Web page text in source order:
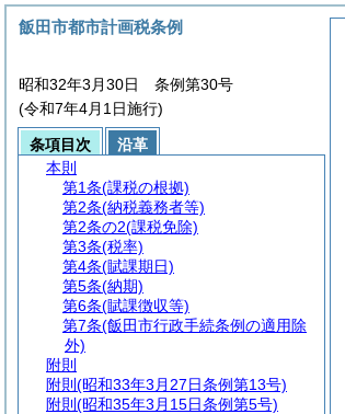
飯田市都市計画税条例
昭和32年3月30日 条例第30号
(令和7年4月1日施行)
条項目次
沿革
本則
第1条(課税の根拠)
第2条(納税義務者等)
第2条の2(課税免除)
第3条(税率)
第4条(賦課期日)
第5条(納期)
第6条(賦課徴収等)
第7条(飯田市行政手続条例の適用除
外)
附則
附則 (昭和33年3月27日条例第13号)
附則 (昭和35年3月15日条例第5号)